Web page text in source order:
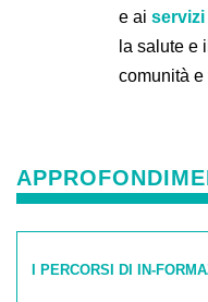
e ai
la salute e
comunità e
I PERCORSI DI IN-